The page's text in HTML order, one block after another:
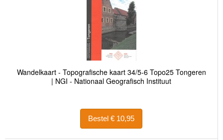
Wandelkaart - Topografische kaart 34/5-6 Topo25 Tongeren
| NGI - Nationaal Geografisch Instituut
Bestel € 10,95